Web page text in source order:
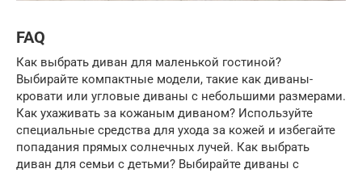
FAQ
Как выбрать диван для маленькой гостиной?
Выбирайте компактные модели, такие как диваны-
кровати или угловые диваны с небольшими размерами.
Как ухаживать за кожаным диваном? Используйте
специальные средства для ухода за кожей и избегайте
попадания прямых солнечных лучей. Как выбрать
диван для семьи с детьми? Выбирайте диваны с